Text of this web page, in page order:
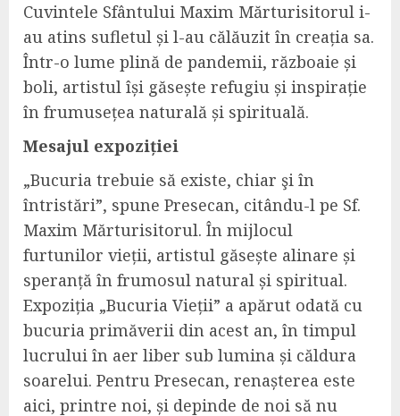
Cuvintele Sfântului Maxim Mărturisitorul i-
au atins sufletul și l-au călăuzit în creația sa.
Într-o lume plină de pandemii, războaie și
boli, artistul își găsește refugiu și inspirație
în frumusețea naturală și spirituală.
Mesajul expoziției
„Bucuria trebuie să existe, chiar şi în
întristări”, spune Presecan, citându-l pe Sf.
Maxim Mărturisitorul. În mijlocul
furtunilor vieții, artistul găsește alinare și
speranță în frumosul natural și spiritual.
Expoziția „Bucuria Vieții” a apărut odată cu
bucuria primăverii din acest an, în timpul
lucrului în aer liber sub lumina și căldura
soarelui. Pentru Presecan, renașterea este
aici, printre noi, și depinde de noi să nu